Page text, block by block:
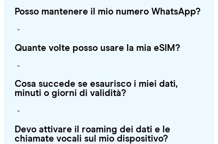
Posso mantenere il mio numero WhatsApp?
Quante volte posso usare la mia eSIM?
Cosa succede se esaurisco i miei dati,
minuti o giorni di validità?
Devo attivare il roaming dei dati e le
chiamate vocali sul mio dispositivo?